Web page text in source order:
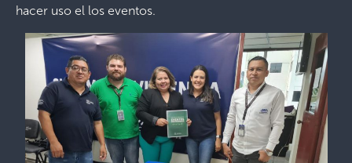
hacer uso el los eventos.